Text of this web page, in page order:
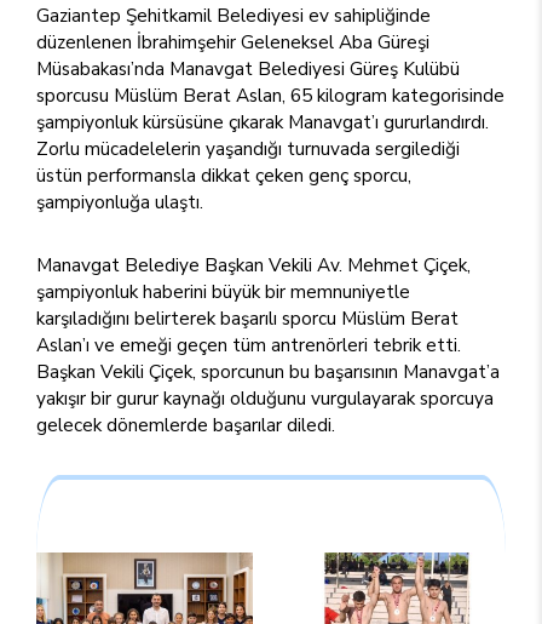
Gaziantep Şehitkamil Belediyesi ev sahipliğinde
düzenlenen İbrahimşehir Geleneksel Aba Güreşi
Müsabakası’nda Manavgat Belediyesi Güreş Kulübü
sporcusu Müslüm Berat Aslan, 65 kilogram kategorisinde
şampiyonluk kürsüsüne çıkarak Manavgat’ı gururlandırdı.
Zorlu mücadelelerin yaşandığı turnuvada sergilediği
üstün performansla dikkat çeken genç sporcu,
şampiyonluğa ulaştı.
Manavgat Belediye Başkan Vekili Av. Mehmet Çiçek,
şampiyonluk haberini büyük bir memnuniyetle
karşıladığını belirterek başarılı sporcu Müslüm Berat
Aslan’ı ve emeği geçen tüm antrenörleri tebrik etti.
Başkan Vekili Çiçek, sporcunun bu başarısının Manavgat’a
yakışır bir gurur kaynağı olduğunu vurgulayarak sporcuya
gelecek dönemlerde başarılar diledi.